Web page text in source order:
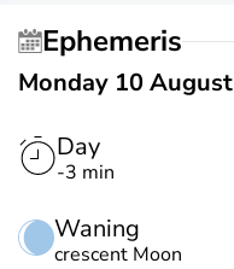
Ephemeris
Monday 10 August
Day
-3 min
Waning
crescent Moon